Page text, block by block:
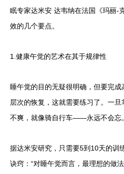
眠专家达米安 达韦纳在法国《玛丽-
效的几个要点。
1.健康午觉的艺术在其于规律性
睡午觉的目的无疑很明确，但要完
层次的恢复，这就需要练习了。一
不爽，就像骑自行车——永远不会忘。
据达米安研究，只需要5到10天的训
诀窍：“对睡午觉而言，最理想的做